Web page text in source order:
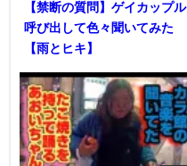
【禁断の質問】ゲイカップル
呼び出して色々聞いてみた
【雨とヒキ】